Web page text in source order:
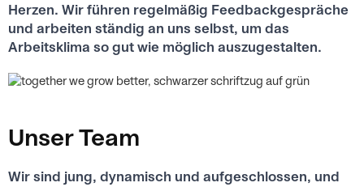
Herzen. Wir führen regelmäßig Feedbackgespräche
und arbeiten ständig an uns selbst, um das
Arbeitsklima so gut wie möglich auszugestalten.
Unser Team
Wir sind jung, dynamisch und aufgeschlossen, und